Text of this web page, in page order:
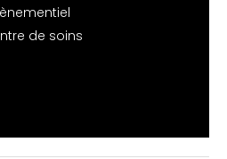
de soins